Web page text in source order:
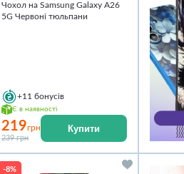
Чохол на Samsung Galaxy A26
5G Червоні тюльпани
+11 бонусів
Є в наявності
219грн
239 грн
Купити
-8%